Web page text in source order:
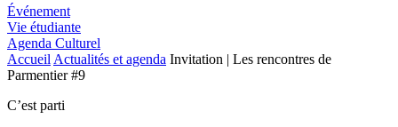
Événement
Vie étudiante
Agenda Culturel
Accueil Actualités et agenda Invitation | Les rencontres de
Parmentier #9
C’est parti